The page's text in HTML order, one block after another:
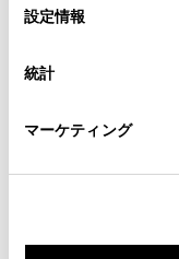
デバイスにすべての
意したことになり
設定の変更、同意を
「Cookie（クッキー
設定情報
統計
マーケティング
195/
ミホイー
ットブラ
［Uに標準